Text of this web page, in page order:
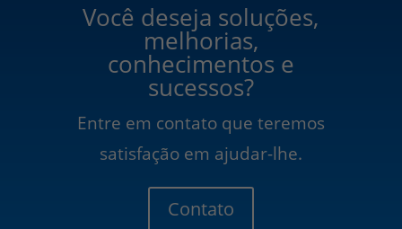
Você deseja soluções,
melhorias,
conhecimentos e
sucessos?
Entre em contato que teremos
satisfação em ajudar-lhe.
Contato